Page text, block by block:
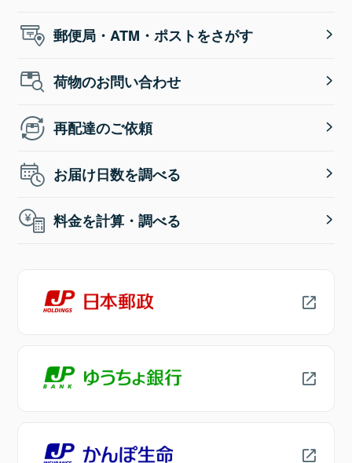
郵便局・ATM・ポストをさがす
荷物のお問い合わせ
再配達のご依頼
お届け日数を調べる
料金を計算・調べる